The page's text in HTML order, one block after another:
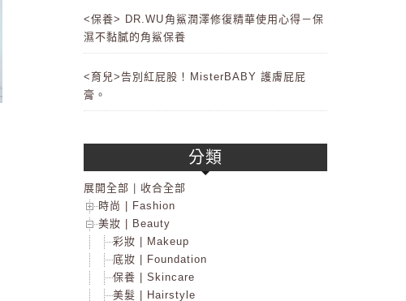
<保養> DR.WU角鯊潤澤修復精華使用心得－保
濕不黏膩的角鯊保養
<育兒>告別紅屁股！MisterBABY 護膚屁屁
膏。
分類
展開全部
收合全部
時尚 | Fashion
美妝 | Beauty
彩妝 | Makeup
底妝 | Foundation
保養 | Skincare
美髮 | Hairstyle